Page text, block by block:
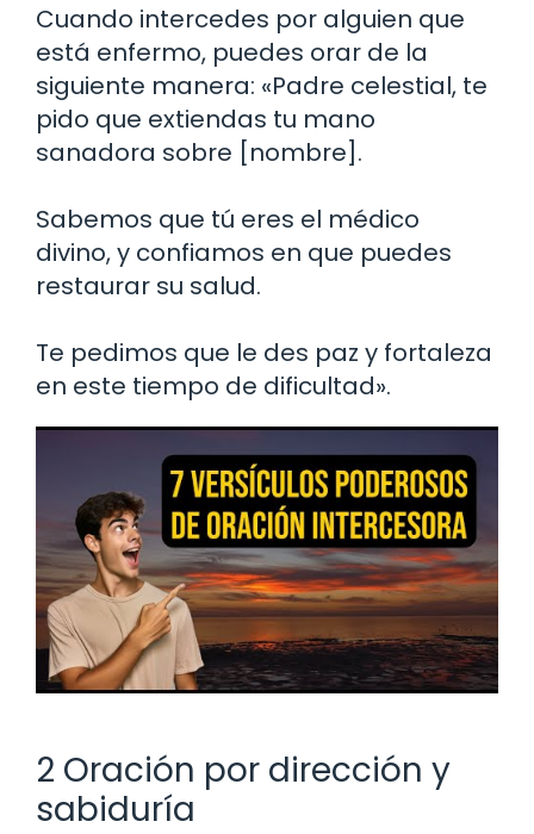
Cuando intercedes por alguien que
está enfermo, puedes orar de la
siguiente manera: «Padre celestial, te
pido que extiendas tu mano
sanadora sobre [nombre].
Sabemos que tú eres el médico
divino, y confiamos en que puedes
restaurar su salud.
Te pedimos que le des paz y fortaleza
en este tiempo de dificultad».
2 Oración por dirección y
sabiduría